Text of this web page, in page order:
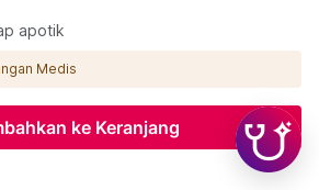
apotik
Medis
ke Keranjang